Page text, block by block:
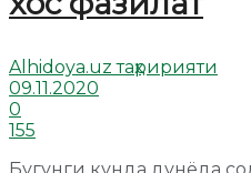
Alhidoya.uz таҳририяти
09.11.2020
0
155